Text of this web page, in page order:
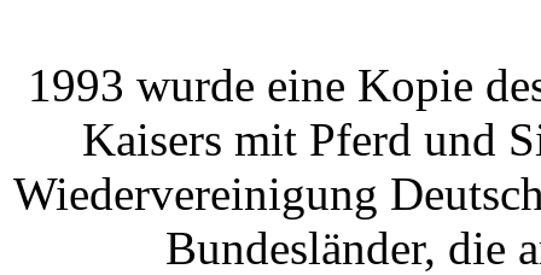
1993 wurde eine Kopie
Kaisers mit Pferd und
Wiedervereinigung
Bundesländer, die